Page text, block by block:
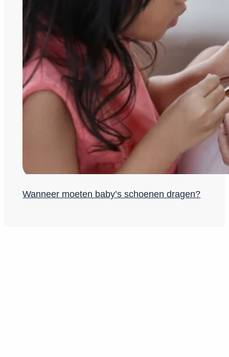
Wanneer moeten baby’s schoenen dragen?